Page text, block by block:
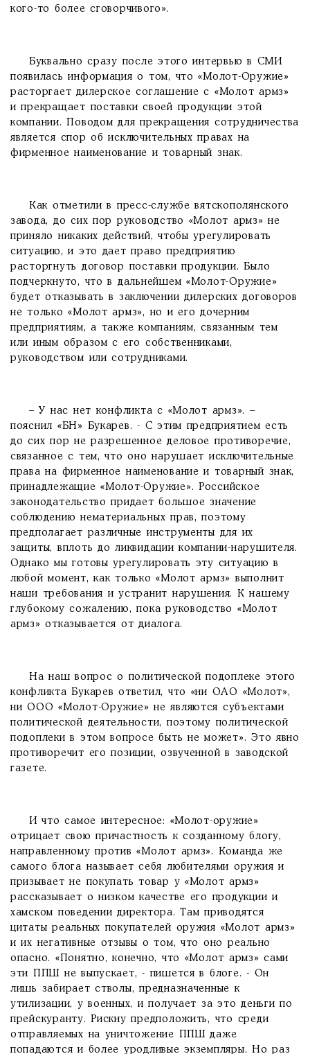
кого-то более сговорчивого».
Буквально сразу после этого интервью в СМИ
появилась информация о том, что «Молот-Оружие»
расторгает дилерское соглашение с «Молот армз»
и прекращает поставки своей продукции этой
компании. Поводом для прекращения сотрудничества
является спор об исключительных правах на
фирменное наименование и товарный знак.
Как отметили в пресс-службе вятскополянского
завода, до сих пор руководство «Молот армз» не
приняло никаких действий, чтобы урегулировать
ситуацию, и это дает право предприятию
расторгнуть договор поставки продукции. Было
подчеркнуто, что в дальнейшем «Молот-Оружие»
будет отказывать в заключении дилерских договоров
не только «Молот армз», но и его дочерним
предприятиям, а также компаниям, связанным тем
или иным образом с его собственниками,
руководством или сотрудниками.
– У нас нет конфликта с «Молот армз». –
пояснил «БН» Букарев. - С этим предприятием есть
до сих пор не разрешенное деловое противоречие,
связанное с тем, что оно нарушает исключительные
права на фирменное наименование и товарный знак,
принадлежащие «Молот-Оружие». Российское
законодательство придает большое значение
соблюдению нематериальных прав, поэтому
предполагает различные инструменты для их
защиты, вплоть до ликвидации компании-нарушителя.
Однако мы готовы урегулировать эту ситуацию в
любой момент, как только «Молот армз» выполнит
наши требования и устранит нарушения. К нашему
глубокому сожалению, пока руководство «Молот
армз» отказывается от диалога.
На наш вопрос о политической подоплеке этого
конфликта Букарев ответил, что «ни ОАО «Молот»,
ни ООО «Молот-Оружие» не являются субъектами
политической деятельности, поэтому политической
подоплеки в этом вопросе быть не может». Это явно
противоречит его позиции, озвученной в заводской
газете.
И что самое интересное: «Молот-оружие»
отрицает свою причастность к созданному блогу,
направленному против «Молот армз». Команда же
самого блога называет себя любителями оружия и
призывает не покупать товар у «Молот армз»
рассказывает о низком качестве его продукции и
хамском поведении директора. Там приводятся
цитаты реальных покупателей оружия «Молот армз»
и их негативные отзывы о том, что оно реально
опасно. «Понятно, конечно, что «Молот армз» сами
эти ППШ не выпускает, - пишется в блоге. - Он
лишь забирает стволы, предназначенные к
утилизации, у военных, и получает за это деньги по
прейскуранту. Рискну предположить, что среди
отправляемых на уничтожение ППШ даже
попадаются и более уродливые экземпляры. Но раз